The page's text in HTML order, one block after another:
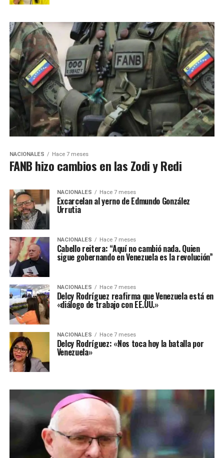
NACIONALES Hace 7 meses
FANB hizo cambios en las Zodi y Redi
NACIONALES Hace 7 meses
Excarcelan al yerno de Edmundo González
Urrutia
NACIONALES Hace 7 meses
Cabello reitera: “Aquí no cambió nada. Quien
sigue gobernando en Venezuela es la revolución”
NACIONALES Hace 7 meses
Delcy Rodríguez reafirma que Venezuela está en
«diálogo de trabajo con EE.UU.»
NACIONALES Hace 7 meses
Delcy Rodríguez: «Nos toca hoy la batalla por
Venezuela»